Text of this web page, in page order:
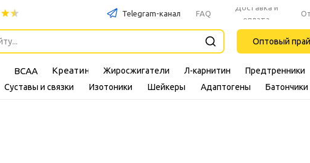
Доставка и
оплата
Креатин
Изотоники
Жиросжигатели
Суставы и связки
Предтренники
Шейкеры
Адаптогены
Л-карнитин
Батончики
Оптовый
FAQ
BCAA
Telegram-канал